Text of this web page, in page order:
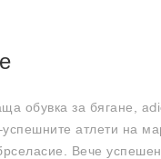
обувка за бягане,
атлети на
Вече